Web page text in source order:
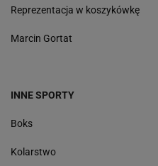
Reprezentacja w koszykówkę
Marcin Gortat
INNE SPORTY
Boks
Kolarstwo